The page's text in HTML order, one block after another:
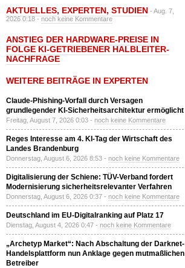
AKTUELLES, EXPERTEN, STUDIEN - Aug. 7,
2026 0:18 -noch keine Kommentare
ANSTIEG DER HARDWARE-PREISE IN
FOLGE KI-GETRIEBENER HALBLEITER-
NACHFRAGE
WEITERE BEITRÄGE IN EXPERTEN
Claude-Phishing-Vorfall durch Versagen
grundlegender KI-Sicherheitsarchitektur ermöglicht
Freitag, August 7, 2026 0:03 - noch keine Kommentare
Reges Interesse am 4. KI-Tag der Wirtschaft des
Landes Brandenburg
Donnerstag, August 6, 2026 8:53 - noch keine Kommentare
Digitalisierung der Schiene: TÜV-Verband fordert
Modernisierung sicherheitsrelevanter Verfahren
Donnerstag, August 6, 2026 0:37 - noch keine Kommentare
Deutschland im EU-Digitalranking auf Platz 17
Dienstag, August 4, 2026 0:47 - noch keine Kommentare
„Archetyp Market“: Nach Abschaltung der Darknet-
Handelsplattform nun Anklage gegen mutmaßlichen
Betreiber